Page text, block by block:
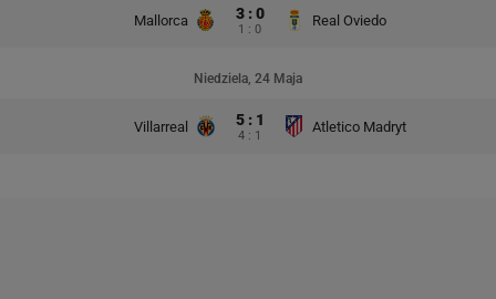
Mallorca 3 : 0
1 : 0
Real Oviedo
Niedziela, 24 Maja
Villarreal 5 : 1
4 : 1
Atletico Madryt